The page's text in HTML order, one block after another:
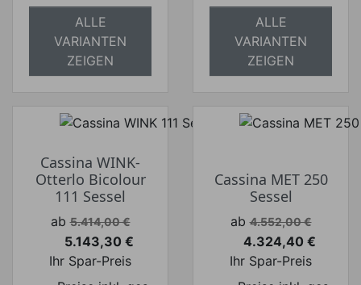
ALLE
VARIANTEN
ZEIGEN
ALLE
VARIANTEN
ZEIGEN
Cassina WINK-
Otterlo Bicolour
111 Sessel
Verkaufspreis
ab 5.414,00 €
Preis
5.143,30 €
Ihr Spar-Preis
Cassina MET 250
Sessel
Verkaufspreis
ab 4.552,00 €
Preis
4.324,40 €
Ihr Spar-Preis